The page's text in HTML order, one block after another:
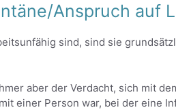
Anspruch auf
sind, sind sie
aber der Verdacht, sich mit
einer Person war, bei der eine